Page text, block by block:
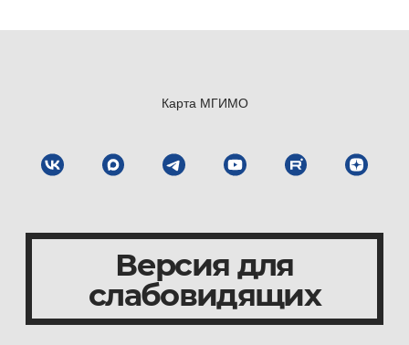
Карта МГИМО
Версия для
слабовидящих